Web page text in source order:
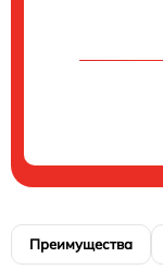
Преимущества